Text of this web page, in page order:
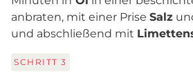
anbraten, mit einer Prise Salz
und abschließend mit
SCHRITT 3